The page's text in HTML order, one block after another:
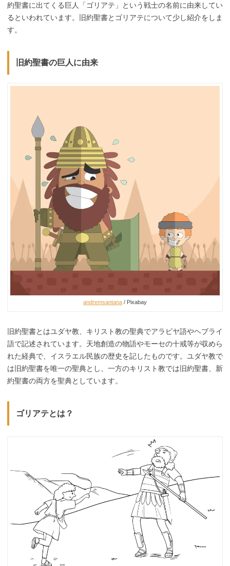
約聖書に出てくる巨人「ゴリアテ」という戦士の名前に由来してい
るといわれています。旧約聖書とゴリアテについて少し紹介をしま
す。
旧約聖書の巨人に由来
andremsantana / Pixabay
旧約聖書とはユダヤ教、キリスト教の聖典でアラビヤ語やヘブライ
語で記述されています。天地創造の物語やモーセの十戒等が収めら
れた経典で、イスラエル民族の歴史を記したものです。ユダヤ教で
は旧約聖書を唯一の聖典とし、一方のキリスト教では旧約聖書、新
約聖書の両方を聖典としています。
ゴリアテとは？